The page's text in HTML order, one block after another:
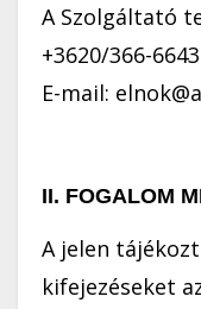
A Szolgáltató
+3620/366-6643
E-mail:
II. FOGALOM
A jelen
kifejezéseket